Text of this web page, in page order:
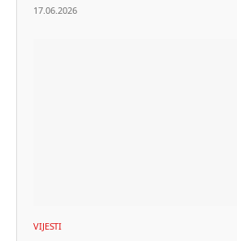
17.06.2026
VIJESTI